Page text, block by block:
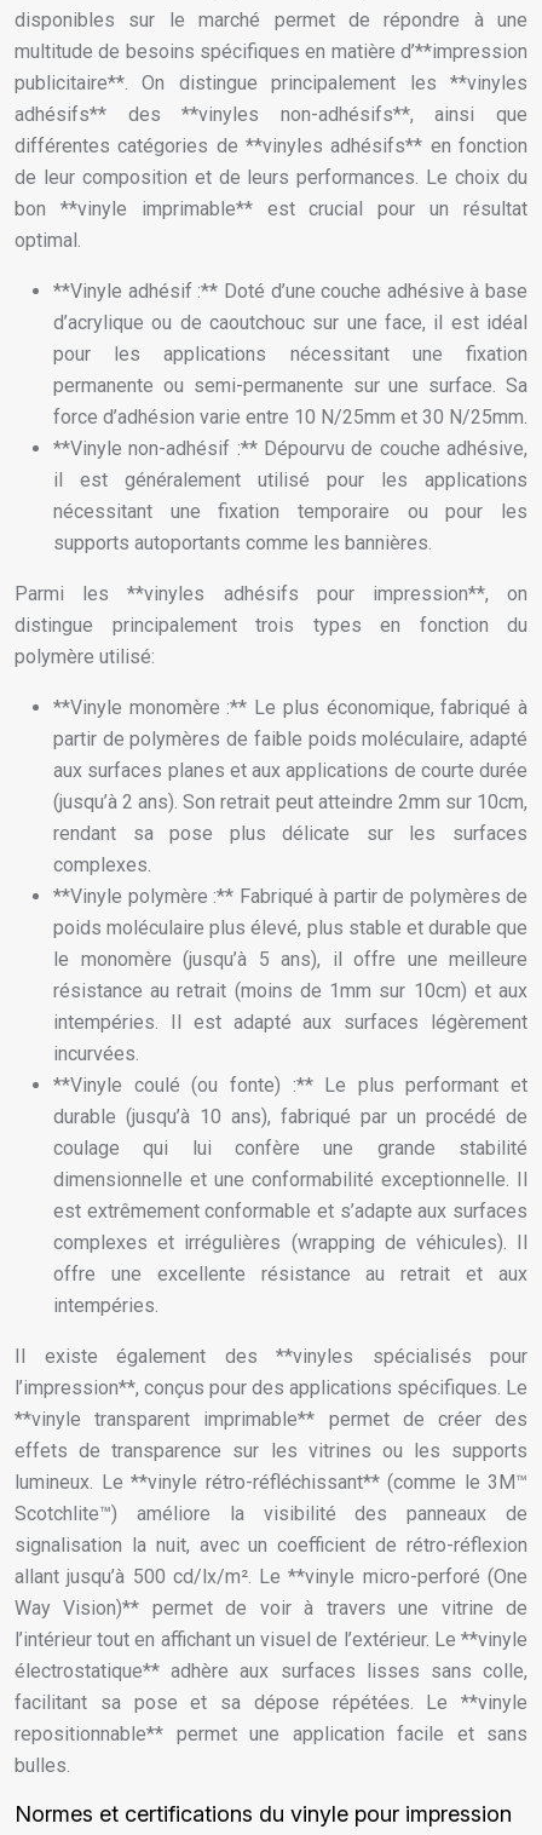
disponibles sur le marché permet de répondre à une
multitude de besoins spécifiques en matière d’**impression
publicitaire**. On distingue principalement les **vinyles
adhésifs** des **vinyles non-adhésifs**, ainsi que
différentes catégories de **vinyles adhésifs** en fonction
de leur composition et de leurs performances. Le choix du
bon **vinyle imprimable** est crucial pour un résultat
optimal.
**Vinyle adhésif :** Doté d’une couche adhésive à base
d’acrylique ou de caoutchouc sur une face, il est idéal
pour les applications nécessitant une fixation
permanente ou semi-permanente sur une surface. Sa
force d’adhésion varie entre 10 N/25mm et 30 N/25mm.
**Vinyle non-adhésif :** Dépourvu de couche adhésive,
il est généralement utilisé pour les applications
nécessitant une fixation temporaire ou pour les
supports autoportants comme les bannières.
Parmi les **vinyles adhésifs pour impression**, on
distingue principalement trois types en fonction du
polymère utilisé:
**Vinyle monomère :** Le plus économique, fabriqué à
partir de polymères de faible poids moléculaire, adapté
aux surfaces planes et aux applications de courte durée
(jusqu’à 2 ans). Son retrait peut atteindre 2mm sur 10cm,
rendant sa pose plus délicate sur les surfaces
complexes.
**Vinyle polymère :** Fabriqué à partir de polymères de
poids moléculaire plus élevé, plus stable et durable que
le monomère (jusqu’à 5 ans), il offre une meilleure
résistance au retrait (moins de 1mm sur 10cm) et aux
intempéries. Il est adapté aux surfaces légèrement
incurvées.
**Vinyle coulé (ou fonte) :** Le plus performant et
durable (jusqu’à 10 ans), fabriqué par un procédé de
coulage qui lui confère une grande stabilité
dimensionnelle et une conformabilité exceptionnelle. Il
est extrêmement conformable et s’adapte aux surfaces
complexes et irrégulières (wrapping de véhicules). Il
offre une excellente résistance au retrait et aux
intempéries.
Il existe également des **vinyles spécialisés pour
l’impression**, conçus pour des applications spécifiques. Le
**vinyle transparent imprimable** permet de créer des
effets de transparence sur les vitrines ou les supports
lumineux. Le **vinyle rétro-réfléchissant** (comme le 3M™
Scotchlite™) améliore la visibilité des panneaux de
signalisation la nuit, avec un coefficient de rétro-réflexion
allant jusqu’à 500 cd/lx/m². Le **vinyle micro-perforé (One
Way Vision)** permet de voir à travers une vitrine de
l’intérieur tout en affichant un visuel de l’extérieur. Le **vinyle
électrostatique** adhère aux surfaces lisses sans colle,
facilitant sa pose et sa dépose répétées. Le **vinyle
repositionnable** permet une application facile et sans
bulles.
Normes et certifications du vinyle pour impression